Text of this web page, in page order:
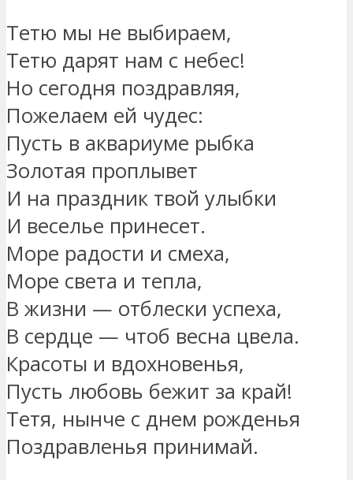
Тетю мы не выбираем,
Тетю дарят нам с небес!
Но сегодня поздравляя,
Пожелаем ей чудес:
Пусть в аквариуме рыбка
Золотая проплывет
И на праздник твой улыбки
И веселье принесет.
Море радости и смеха,
Море света и тепла,
В жизни — отблески успеха,
В сердце — чтоб весна цвела.
Красоты и вдохновенья,
Пусть любовь бежит за край!
Тетя, нынче с днем рожденья
Поздравленья принимай.